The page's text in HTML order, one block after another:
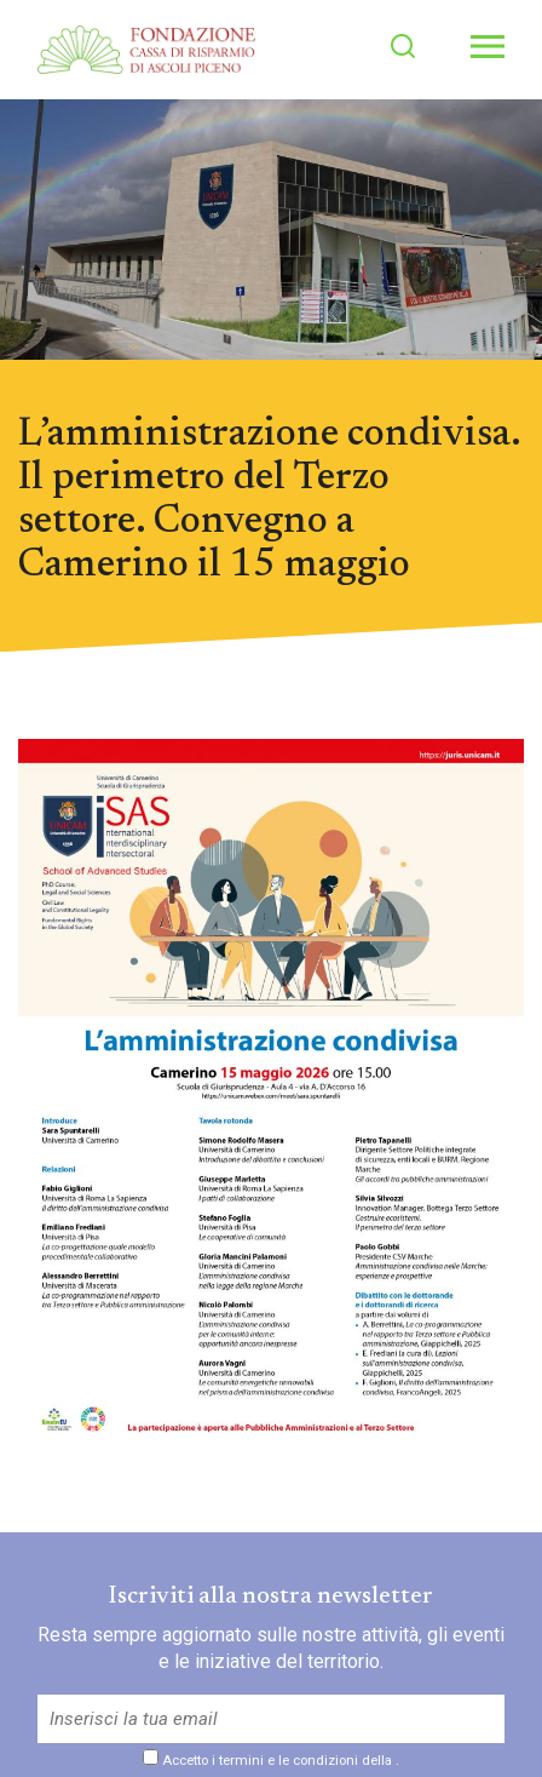
L’amministrazione condivisa.
Il perimetro del Terzo
settore. Convegno a
Camerino il 15 maggio
Iscriviti alla nostra newsletter
Resta sempre aggiornato sulle nostre attività, gli eventi
e le iniziative del territorio.
Accetto i termini e le condizioni della .